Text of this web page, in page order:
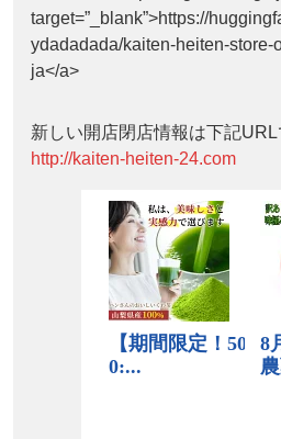
target=”_blank”>https://
ydadadada/kaiten-heiten-store-
ja</a>
新しい開店閉店情報は下記URL
http://kaiten-heiten-24.com